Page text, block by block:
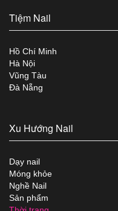
Tiệm Nail
Hồ Chí Minh
Hà Nội
Vũng Tàu
Đà Nẵng
Xu Hướng Nail
Dạy nail
Móng khỏe
Nghề Nail
Sản phẩm